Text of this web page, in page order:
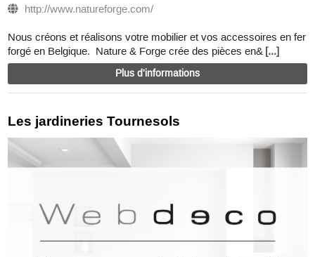
http://www.natureforge.com/
Nous créons et réalisons votre mobilier et vos accessoires en fer
forgé en Belgique. Nature & Forge crée des pièces en& [...]
Plus d'informations
Les jardineries Tournesols